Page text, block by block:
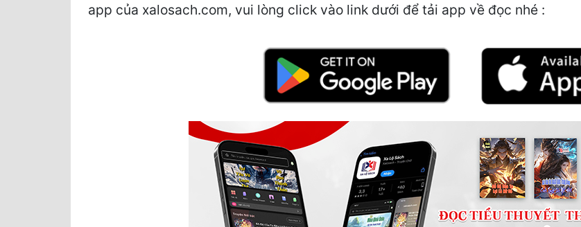
app của xalosach.com, vui lòng click vào link dưới để tải app về đọc nhé :